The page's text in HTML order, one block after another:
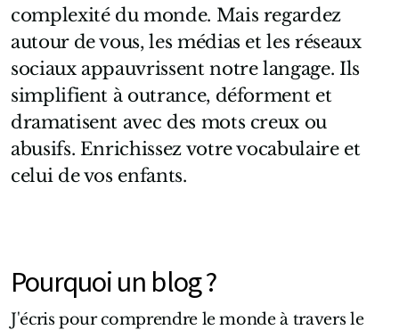
complexité du monde. Mais regardez
autour de vous, les médias et les réseaux
sociaux appauvrissent notre langage. Ils
simplifient à outrance, déforment et
dramatisent avec des mots creux ou
abusifs. Enrichissez votre vocabulaire et
celui de vos enfants.
Pourquoi un blog ?
J'écris pour comprendre le monde à travers le